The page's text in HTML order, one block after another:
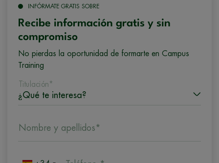
INFÓRMATE GRATIS SOBRE
Recibe información gratis y sin
compromiso
No pierdas la oportunidad de formarte en Campus
Training
Titulación*
Nombre y apellidos*